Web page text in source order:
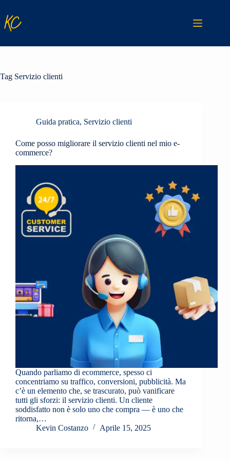
contenuto
Tag Servizio clienti
Guida pratica, Servizio clienti
Come posso migliorare il servizio clienti nel mio e-
commerce?
Quando parliamo di ecommerce, spesso ci
concentriamo su traffico, conversioni, pubblicità. Ma
c’è un elemento che, se trascurato, può vanificare
tutti gli sforzi: il servizio clienti. Un cliente
soddisfatto non è solo uno che compra — è uno che
ritorna,…
Kevin Costanzo
Aprile 15, 2025